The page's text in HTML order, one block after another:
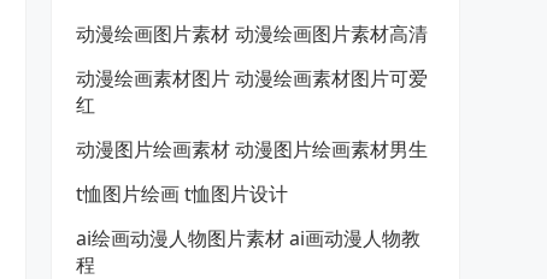
动漫绘画图片素材 动漫绘画图片素材高清
动漫绘画素材图片 动漫绘画素材图片可爱
红
动漫图片绘画素材 动漫图片绘画素材男生
t恤图片绘画 t恤图片设计
ai绘画动漫人物图片素材 ai画动漫人物教
程